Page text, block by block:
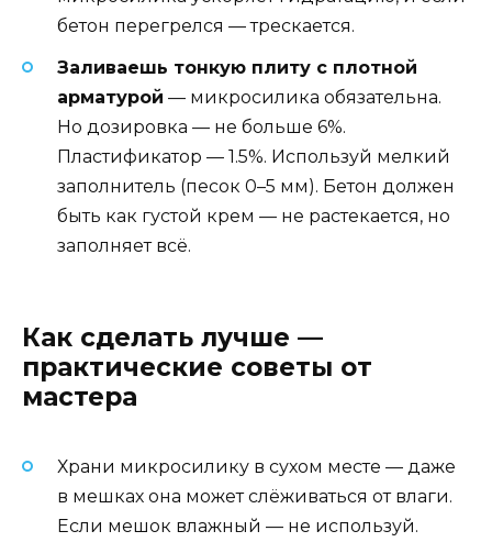
бетон перегрелся — трескается.
Заливаешь тонкую плиту с плотной
арматурой — микросилика обязательна.
Но дозировка — не больше 6%.
Пластификатор — 1.5%. Используй мелкий
заполнитель (песок 0–5 мм). Бетон должен
быть как густой крем — не растекается, но
заполняет всё.
Как сделать лучше —
практические советы от
мастера
Храни микросилику в сухом месте — даже
в мешках она может слёживаться от влаги.
Если мешок влажный — не используй.